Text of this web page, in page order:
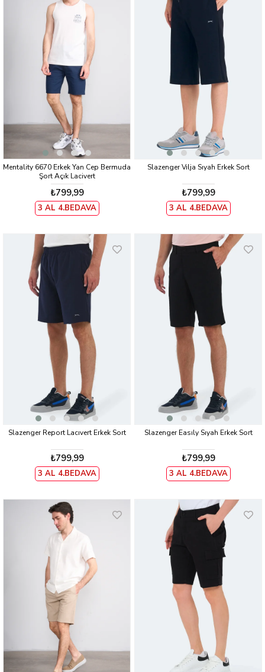
Mentality 6670 Erkek Yan Cep Bermuda
Şort Açık Lacivert
₺799,99
3 AL 4.BEDAVA
Slazenger Vılja Sıyah Erkek Sort
₺799,99
3 AL 4.BEDAVA
Slazenger Report Lacıvert Erkek Sort
₺799,99
3 AL 4.BEDAVA
Slazenger Easıly Sıyah Erkek Sort
₺799,99
3 AL 4.BEDAVA